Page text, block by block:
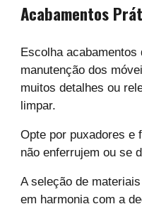
Acabamentos
Escolha
manutenção dos
muitos detalhes ou
limpar.
Opte por puxadores e
não enferrujem ou se
A seleção de
em harmonia com a